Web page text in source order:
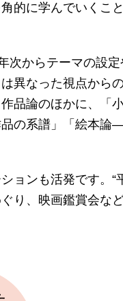
的に学んでいくこ
次からテーマの設
異なった視点から
品論のほかに、「
の系譜」「絵本
ョンも活発です。“
り、映画鑑賞会な